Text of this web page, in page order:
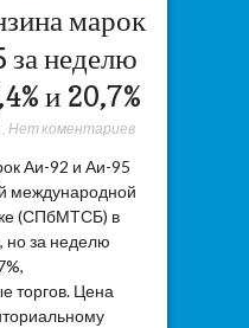
марок
неделю
и 20,7%
Нет коментариев
Аи-92 и Аи-95
международной
(СПбМТСБ) в
но за неделю
торгов. Цена